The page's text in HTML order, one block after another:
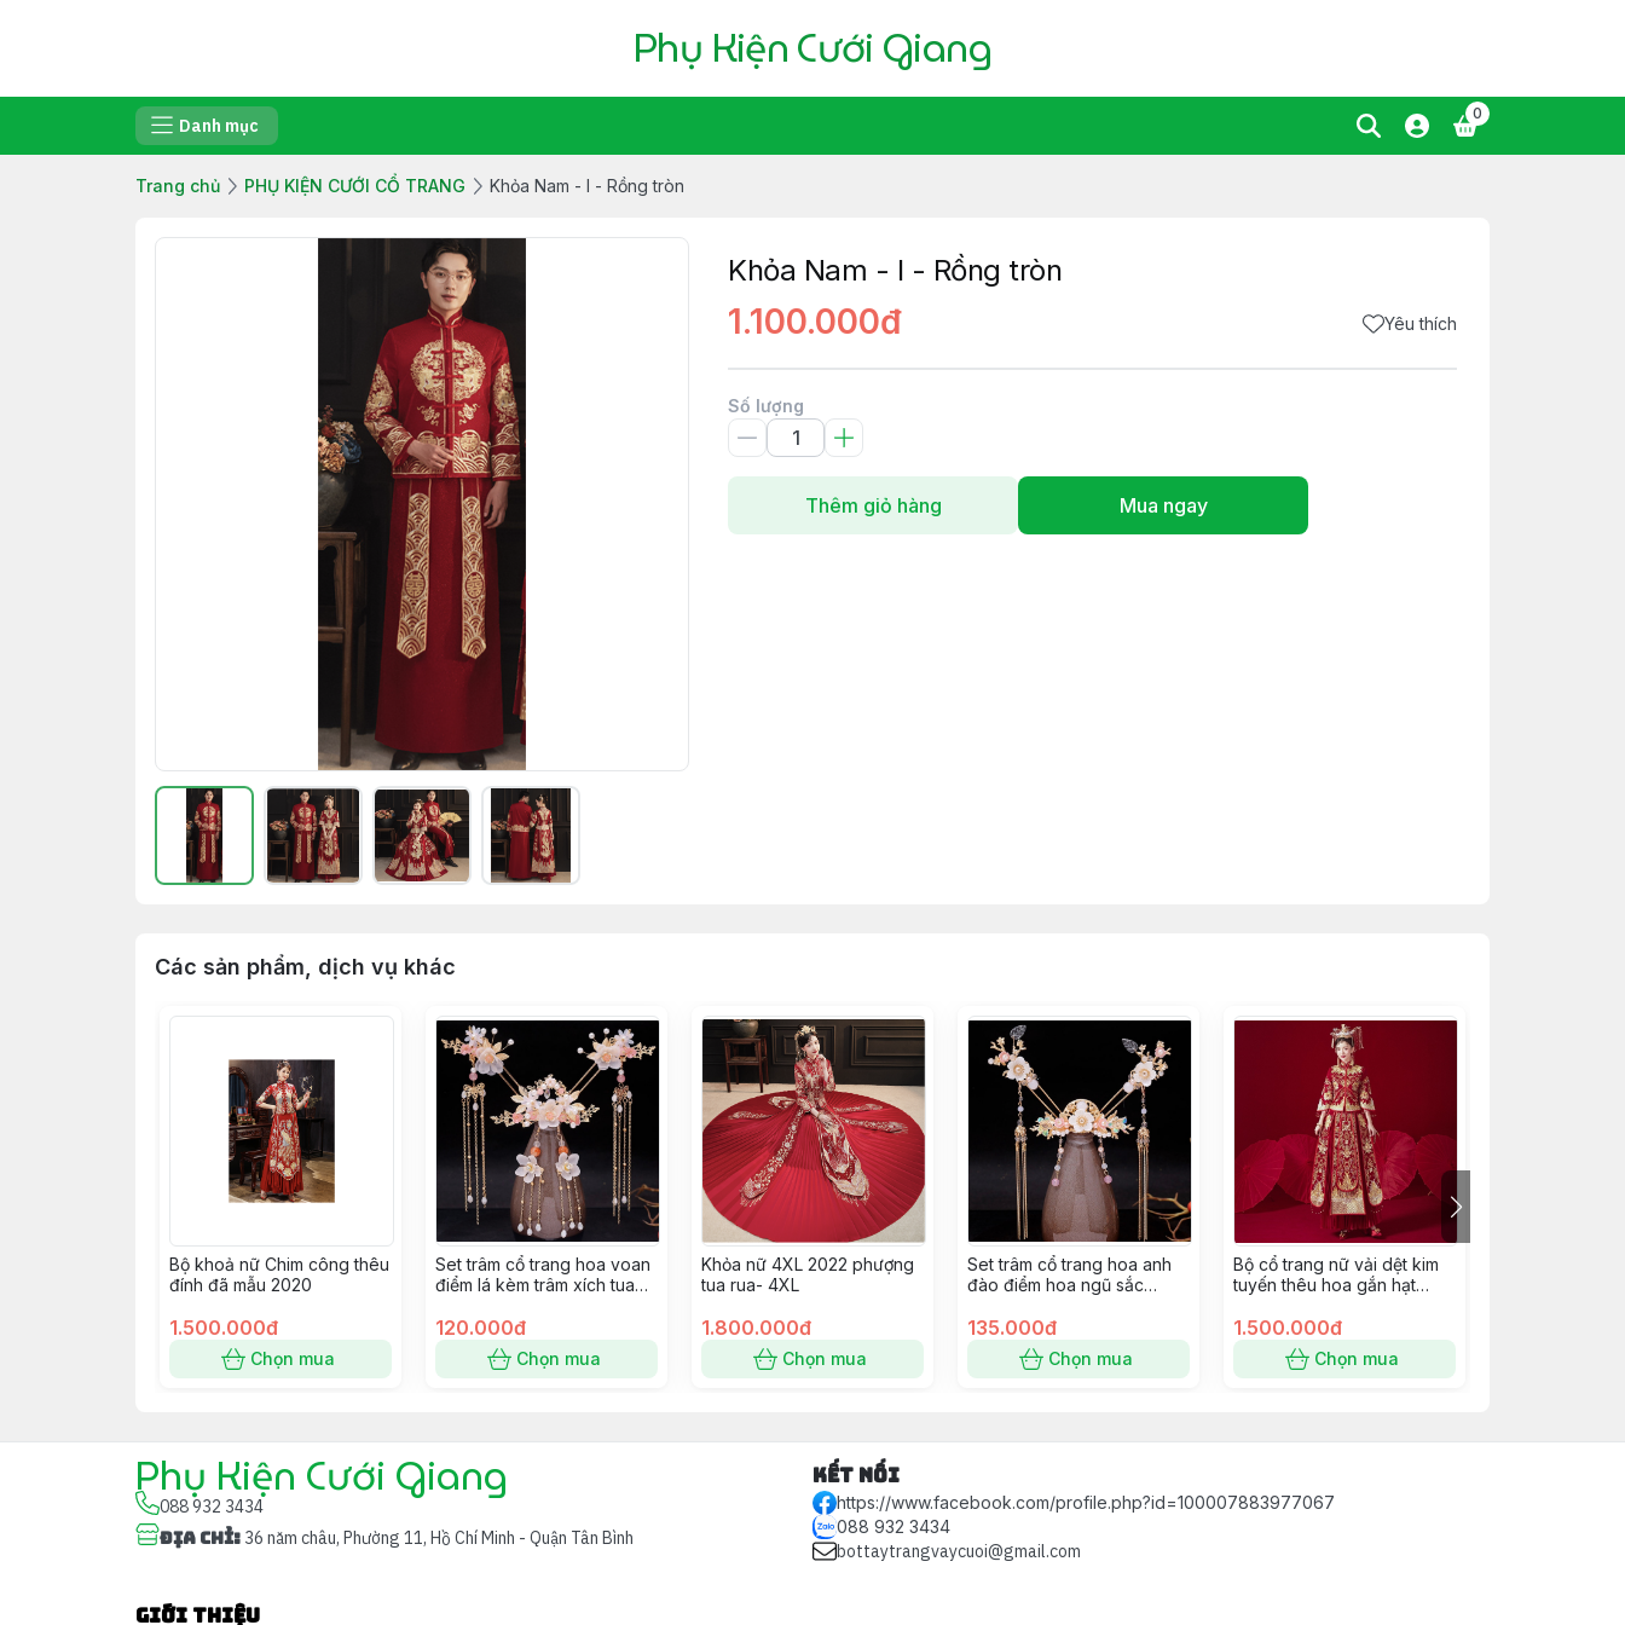
Phụ Kiện Cưới Giang
Danh mục
0
Trang chủ PHỤ KIỆN CƯỚI CỔ TRANG Khỏa Nam - l - Rồng tròn
Khỏa Nam - l - Rồng tròn
1.100.000đ Yêu thích
Số lượng
Thêm giỏ hàng Mua ngay
Các sản phẩm, dịch vụ khác
Bộ khoả nữ Chim công thêu
đính đã mẫu 2020
1.500.000đ
Chọn mua
Set trâm cổ trang hoa voan
điểm lá kèm trâm xích tua
120.000đ
Chọn mua
Khỏa nữ 4XL 2022 phượng
tua rua- 4XL
1.800.000đ
Chọn mua
Set trâm cổ trang hoa anh
đào điểm hoa ngũ sắc
135.000đ
Chọn mua
Bộ cổ trang nữ vải dệt kim
tuyến thêu hoa gắn hạt
Giangpkc
1.500.000đ
Chọn mua
Phụ Kiện Cưới Giang
088 932 3434
Địa chỉ: 36 năm châu, Phường 11, Hồ Chí Minh - Quận Tân Bình
Kết nối
https://www.facebook.com/profile.php?id=100007883977067
088 932 3434
bottaytrangvaycuoi@gmail.com
Giới thiệu